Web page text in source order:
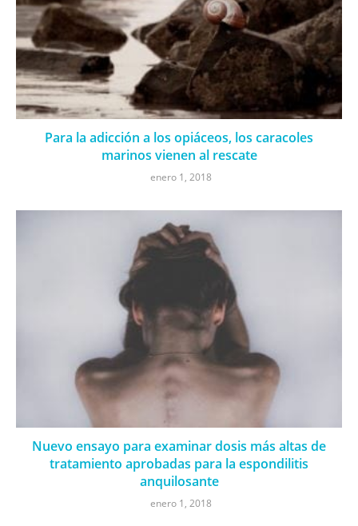
Para la adicción a los opiáceos, los caracoles
marinos vienen al rescate
enero 1, 2018
Nuevo ensayo para examinar dosis más altas de
tratamiento aprobadas para la espondilitis
anquilosante
enero 1, 2018